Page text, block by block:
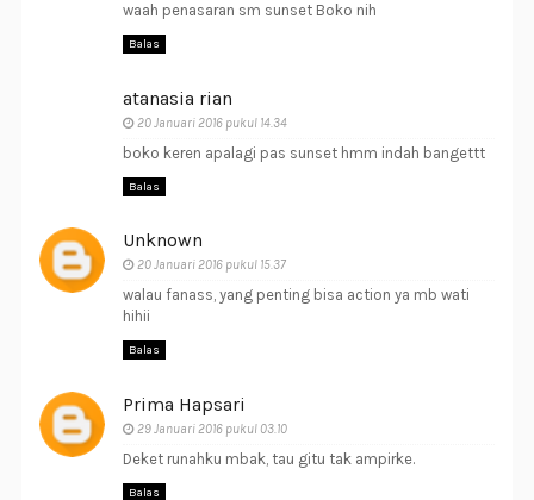
waah penasaran sm sunset Boko nih
Balas
atanasia rian
20 Januari 2016 pukul 14.34
boko keren apalagi pas sunset hmm indah bangettt
Balas
Unknown
20 Januari 2016 pukul 15.37
walau fanass, yang penting bisa action ya mb wati
hihii
Balas
Prima Hapsari
29 Januari 2016 pukul 03.10
Deket runahku mbak, tau gitu tak ampirke.
Balas